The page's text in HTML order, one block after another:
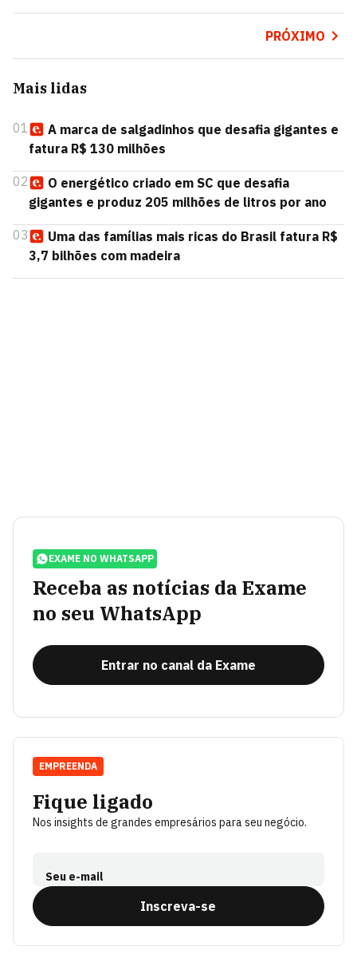
PRÓXIMO
Mais lidas
01
A marca de salgadinhos que desafia gigantes e
fatura R$ 130 milhões
02
O energético criado em SC que desafia
gigantes e produz 205 milhões de litros por ano
03
Uma das famílias mais ricas do Brasil fatura R$
3,7 bilhões com madeira
EXAME NO WHATSAPP
Receba as notícias da Exame
no seu WhatsApp
Entrar no canal da Exame
Fique ligado
Nos insights de grandes empresários para seu negócio.
Seu e-mail
Inscreva-se
EMPREENDA